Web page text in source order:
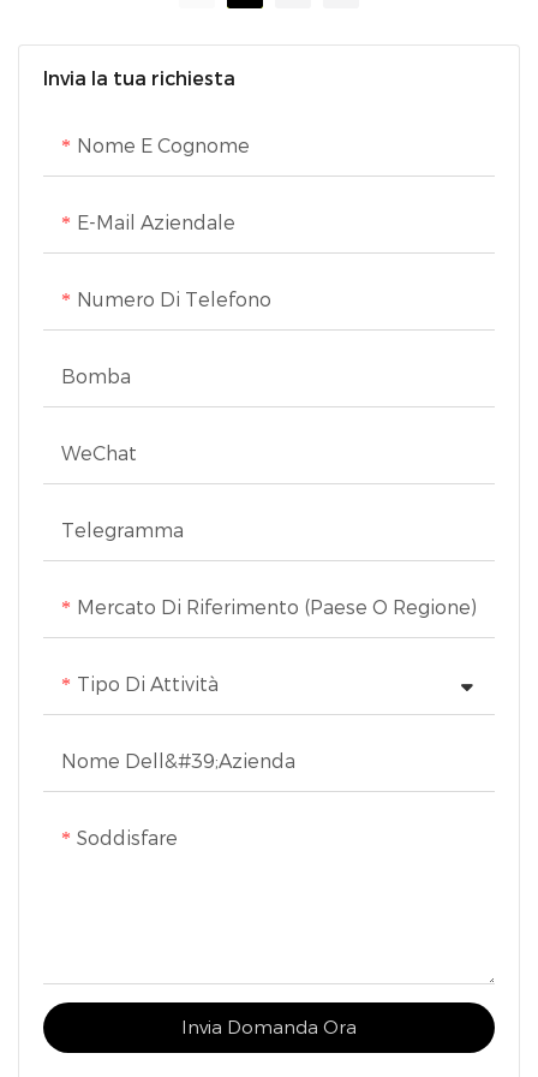
Invia la tua richiesta
Nome E Cognome
E-Mail Aziendale
Numero Di Telefono
Bomba
WeChat
Telegramma
Mercato Di Riferimento (Paese O Regione)
Tipo Di Attività
Nome Dell&#39;azienda
Soddisfare
Invia Domanda Ora